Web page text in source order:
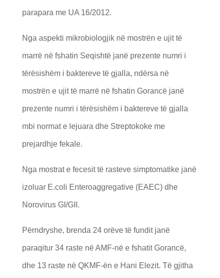
parapara me UA 16/2012.
Nga aspekti mikrobiologjik në mostrën e ujit të
marrë në fshatin Seqishtë janë prezente numri i
tërësishëm i baktereve të gjalla, ndërsa në
mostrën e ujit të marrë në fshatin Gorancë janë
prezente numri i tërësishëm i baktereve të gjalla
mbi normat e lejuara dhe Streptokoke me
prejardhje fekale.
Nga mostrat e fecesit të rasteve simptomatike janë
izoluar E.coli Enteroaggregative (EAEC) dhe
Norovirus GI/GII.
Përndryshe, brenda 24 orëve të fundit janë
paraqitur 34 raste në AMF-në e fshatit Gorancë,
dhe 13 raste në QKMF-ën e Hani Elezit. Të gjitha